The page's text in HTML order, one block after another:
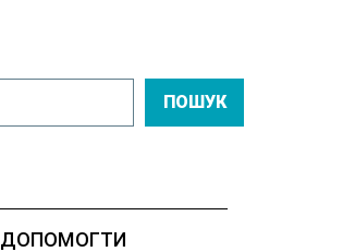
ПОШУК
ДОПОМОГТИ